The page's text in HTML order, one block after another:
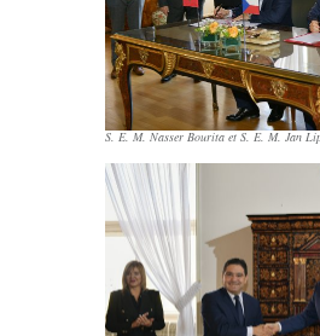
S. E. M. Nasser Bourita et S. E. M. Jan